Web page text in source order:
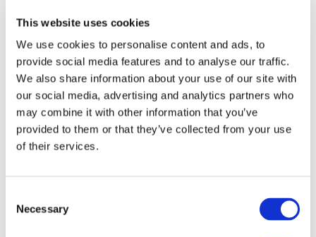
This website uses cookies
We use cookies to personalise content and ads, to
provide social media features and to analyse our traffic.
We also share information about your use of our site with
our social media, advertising and analytics partners who
may combine it with other information that you’ve
provided to them or that they’ve collected from your use
of their services.
Selection
Necessary